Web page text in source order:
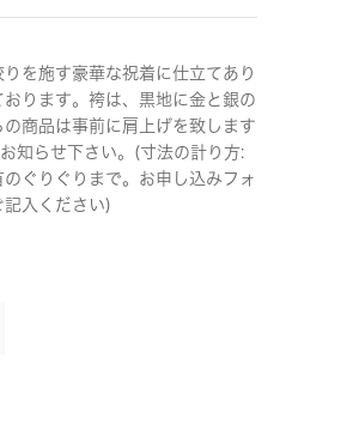
を施す豪華な祝着に仕立てあり
ります。袴は、黒地に金と銀の
商品は事前に肩上げを致します
知らせ下さい。(寸法の計り方:
ぐりぐりまで。お申し込みフォ
入ください)